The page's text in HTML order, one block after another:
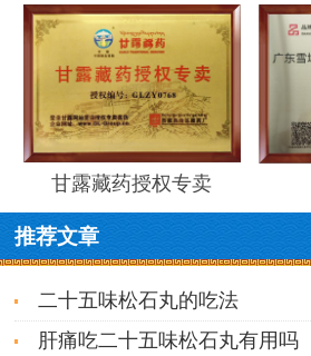
甘露藏药授权专卖
推荐文章
二十五味松石丸的吃法
肝痛吃二十五味松石丸有用吗